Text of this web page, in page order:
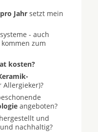
Jahr setzt mein
- auch
zum
kosten?
angeboten?
und
nachhaltig?